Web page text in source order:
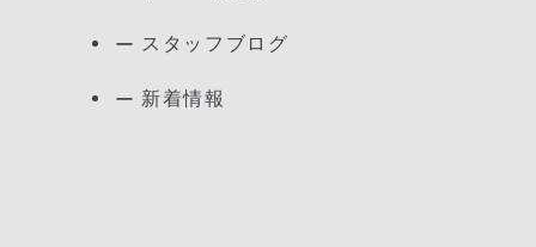
スタッフブログ
新着情報